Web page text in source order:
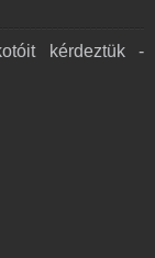
kérdeztük -